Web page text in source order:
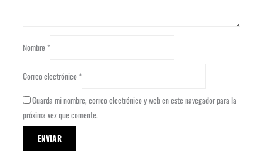
Nombre *
Correo electrónico*
Guarda mi nombre, correo electrónico y web en este navegador para la
próxima vez que comente.